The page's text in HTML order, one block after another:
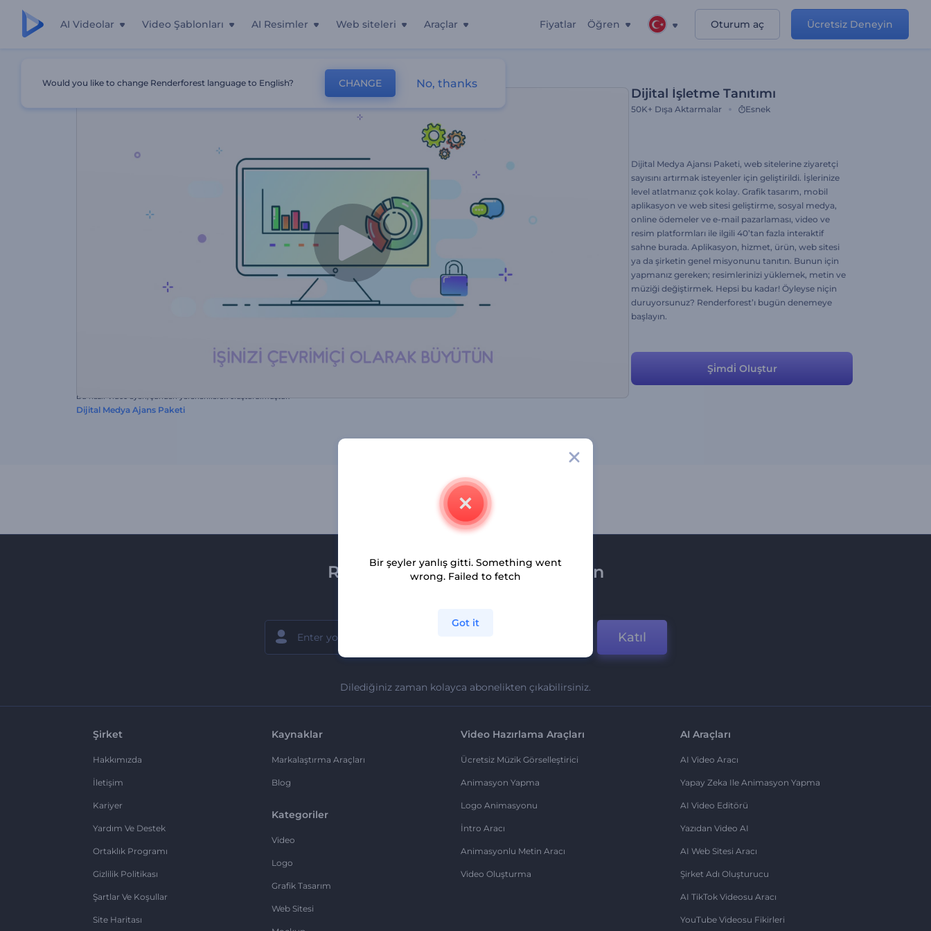
AI Videolar Video Şablonları AI Resimler Web siteleri Araçlar Fiyatlar Öğren Oturum aç Ücretsiz Deneyin
Dijital İşletme Tanıtımı
50K+ Dışa Aktarmalar Esnek
Dijital Medya Ajansı Paketi, web sitelerine ziyaretçi
sayısını artırmak isteyenler için geliştirildi. İşlerinize
level atlatmanız çok kolay. Grafik tasarım, mobil
aplikasyon ve web sitesi geliştirme, sosyal medya,
online ödemeler ve e-mail pazarlaması, video ve
resim platformları ile ilgili 40’tan fazla interaktif
sahne burada. Aplikasyon, hizmet, ürün, web sitesi
ya da şirketin genel misyonunu tanıtın. Bunun için
yapmanız gereken; resimlerinizi yüklemek, metin ve
müziği değiştirmek. Hepsi bu kadar! Öyleyse niçin
duruyorsunuz? Renderforest’ı bugün denemeye
başlayın.
Şi̇mdi̇ Oluştur
Bu hazır video ayarı, şundan yararlanılarak oluşturulmuştur:
Dijital Medya Ajans Paketi
Renderforest bültenine üye olun
Katıl
Dilediğiniz zaman kolayca abonelikten çıkabilirsiniz.
Şirket
Hakkımızda
İletişim
Kariyer
Yardım Ve Destek
Ortaklık Programı
Gizlilik Politikası
Şartlar Ve Koşullar
Site Haritası
Kaynaklar
Markalaştırma Araçları
Blog
Kategoriler
Video
Logo
Grafik Tasarım
Web Sitesi
Video Hazırlama Araçları
Ücretsiz Müzik Görselleştirici
Animasyon Yapma
Logo Animasyonu
İntro Aracı
Animasyonlu Metin Aracı
Video Oluşturma
AI Araçları
AI Video Aracı
Yapay Zeka Ile Animasyon Yapma
AI Video Editörü
Yazıdan Video AI
AI Web Sitesi Aracı
Şirket Adı Oluşturucu
AI TikTok Videosu Aracı
YouTube Videosu Fikirleri
Would you like to change Renderforest language to English? CHANGE No, thanks
Bir şeyler yanlış gitti. Something went
wrong. Failed to fetch
Got it